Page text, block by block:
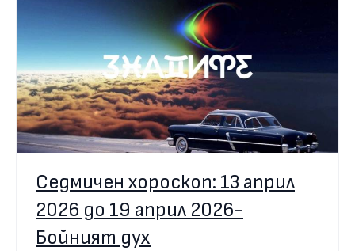
Седмичен хороскоп: 13 април
2026 до 19 април 2026-
Бойният дух